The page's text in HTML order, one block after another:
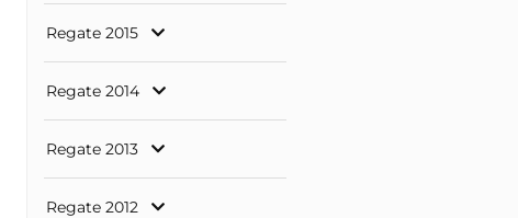
Regate 2015
Regate 2014
Regate 2013
Regate 2012